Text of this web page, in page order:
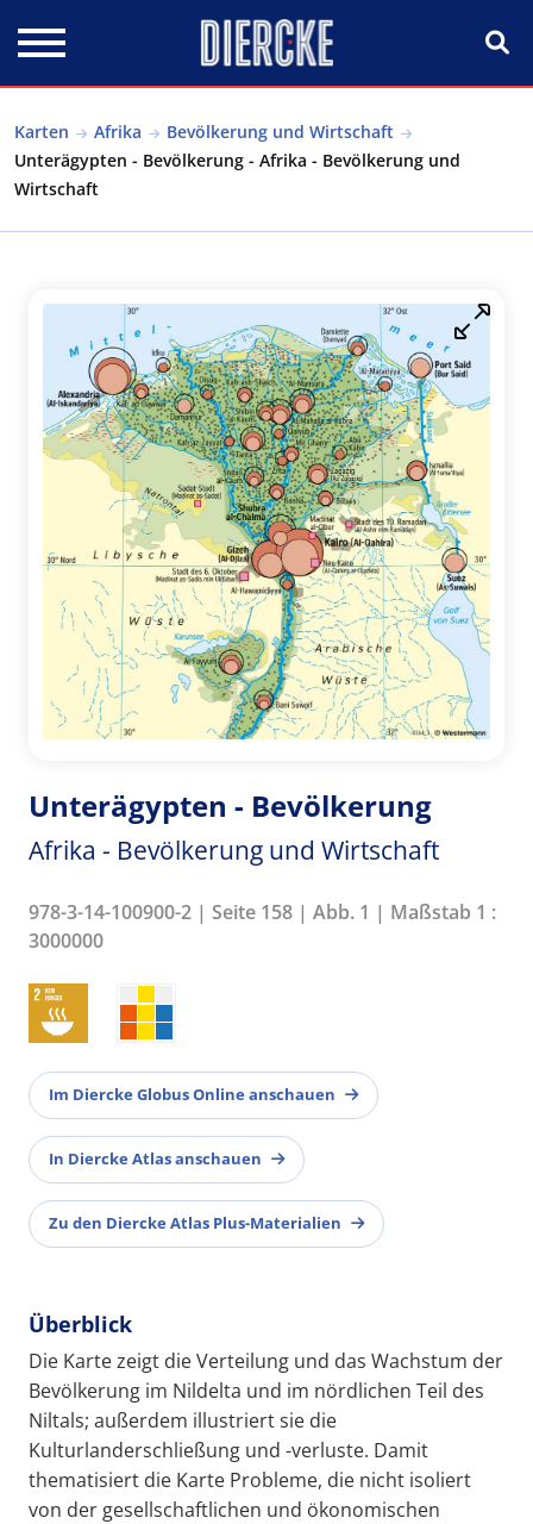
Karten Afrika
Bevölkerung und Wirtschaft
Unterägypten - Bevölkerung - Afrika - Bevölkerung und
Wirtschaft
Unterägypten - Bevölkerung
Afrika - Bevölkerung und Wirtschaft
978-3-14-100900-2 | Seite 158 | Abb. 1 | Maßstab 1 :
3000000
Im Diercke Globus Online anschauen
In Diercke Atlas anschauen
Zu den Diercke Atlas Plus-Materialien
Überblick
Die Karte zeigt die Verteilung und das Wachstum der
Bevölkerung im Nildelta und im nördlichen Teil des
Niltals; außerdem illustriert sie die
Kulturlanderschließung und -verluste. Damit
thematisiert die Karte Probleme, die nicht isoliert
von der gesellschaftlichen und ökonomischen